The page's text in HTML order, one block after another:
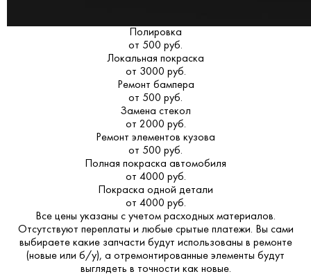
Полировка
от 500 руб.
Локальная покраска
от 3000 руб.
Ремонт бампера
от 500 руб.
Замена стекол
от 2000 руб.
Ремонт элементов кузова
от 500 руб.
Полная покраска автомобиля
от 4000 руб.
Покраска одной детали
от 4000 руб.
Все цены указаны с учетом расходных материалов.
Отсутствуют переплаты и любые срытые платежи. Вы сами
выбираете какие запчасти будут использованы в ремонте
(новые или б/у), а отремонтированные элементы будут
выглядеть в точности как новые.